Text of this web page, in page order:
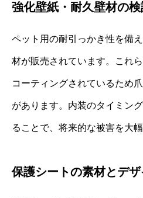
強化壁紙・耐久壁材の検
ペット用の耐引っかき性を備
材が販売されています。これ
コーティングされているため
があります。内装のタイミン
ることで、将来的な被害を大
保護シートの素材とデ